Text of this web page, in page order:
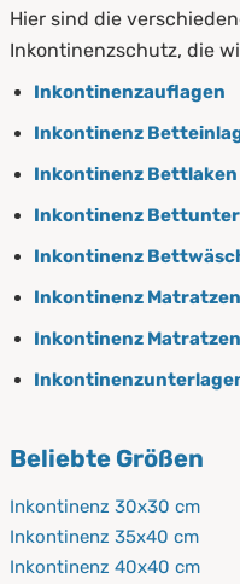
Hier sind die
Inkontinenzschutz, die
Inkontinenzauflagen
Inkontinenz
Inkontinenz Bettlaken
Inkontinenz
Inkontinenz
Inkontinenz Matratzen
Inkontinenz
Beliebte Größen
Inkontinenz 30x30 cm
Inkontinenz 35x40 cm
Inkontinenz 40x40 cm